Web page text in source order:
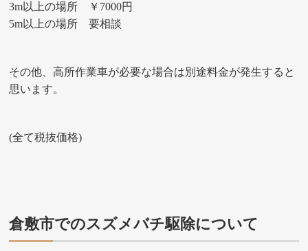
3m以上の場所 ￥7000円
5m以上の場所 要相談
その他、高所作業車が必要な場合は別途料金が発生すると
思います。
(全て税抜価格)
倉敷市でのスズメバチ駆除について